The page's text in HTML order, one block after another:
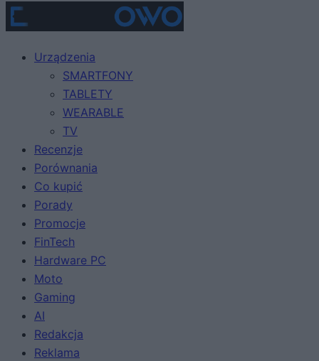
Urządzenia
SMARTFONY
TABLETY
WEARABLE
TV
Recenzje
Porównania
Co kupić
Porady
Promocje
FinTech
Hardware PC
Moto
Gaming
AI
Redakcja
Reklama